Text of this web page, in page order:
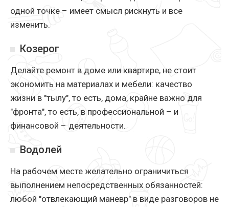
одной точке – имеет смысл рискнуть и все
изменить.
Козерог
Делайте ремонт в доме или квартире, не стоит
экономить на материалах и мебели: качество
жизни в "тылу", то есть, дома, крайне важно для
"фронта", то есть, в профессиональной – и
финансовой – деятельности.
Водолей
На рабочем месте желательно ограничиться
выполнением непосредственных обязанностей:
любой "отвлекающий маневр" в виде разговоров не